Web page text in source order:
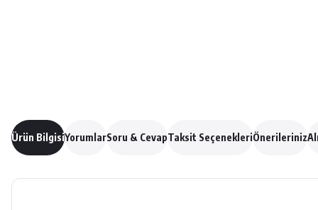
Ürün BilgisiYorumlarSoru & CevapTaksit SeçenekleriÖnerileriniz